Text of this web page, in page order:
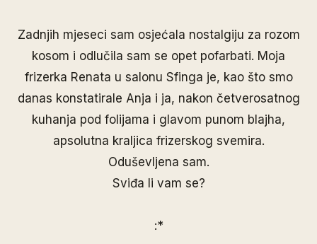
Zadnjih mjeseci sam osjećala nostalgiju za rozom
kosom i odlučila sam se opet pofarbati. Moja
frizerka Renata u salonu Sfinga je, kao što smo
danas konstatirale Anja i ja, nakon četverosatnog
kuhanja pod folijama i glavom punom blajha,
apsolutna kraljica frizerskog svemira.
Oduševljena sam.
Sviđa li vam se?
:*